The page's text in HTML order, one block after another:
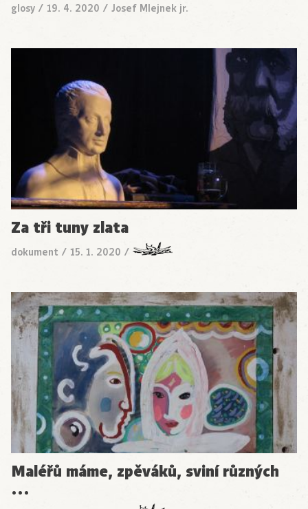
glosy / 19. 4. 2020 / Josef Mlejnek jr.
Za tři tuny zlata
dokument / 15. 1. 2020 /
Maléřů máme, zpěváků, sviní různých
…